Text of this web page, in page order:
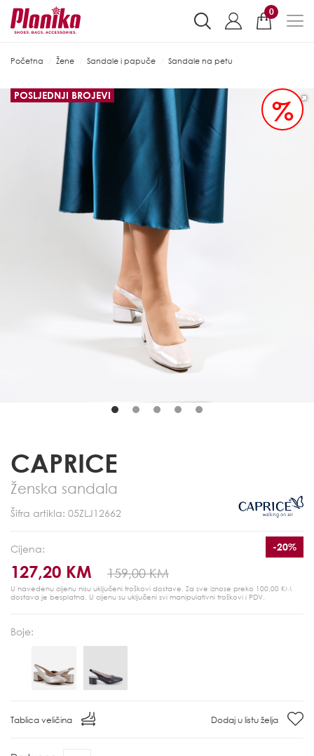
0
Početna Žene Sandale i papuče Sandale na petu
%
POSLJEDNJI BROJEVI
CAPRICE
Ženska sandala
Šifra artikla: 05ZLJ12662
Cijena:
127,20 KM 159,00 KM
-20%
U navedenu cijenu nisu uključeni troškovi dostave. Za sve iznose preko 100,00 KM
dostava je besplatna. U cijenu su uključeni svi manipulativni troškovi i PDV.
Boje:
Tablica veličina Dodaj u listu želja